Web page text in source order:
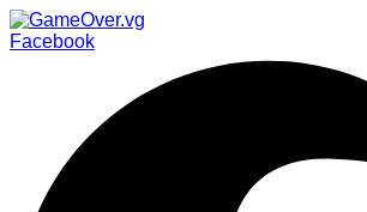
Facebook